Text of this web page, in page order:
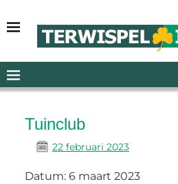
Tuinclub
22 februari 2023
Datum: 6 maart 2023